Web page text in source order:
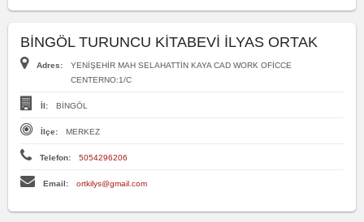
BİNGÖL TURUNCU KİTABEVİ İLYAS ORTAK
Adres:
YENİŞEHİR MAH SELAHATTİN KAYA CAD WORK OFİCCE
CENTERNO:1/C
İl: BİNGÖL
İlçe: MERKEZ
Telefon: 5054296206
Email: ortkilys@gmail.com